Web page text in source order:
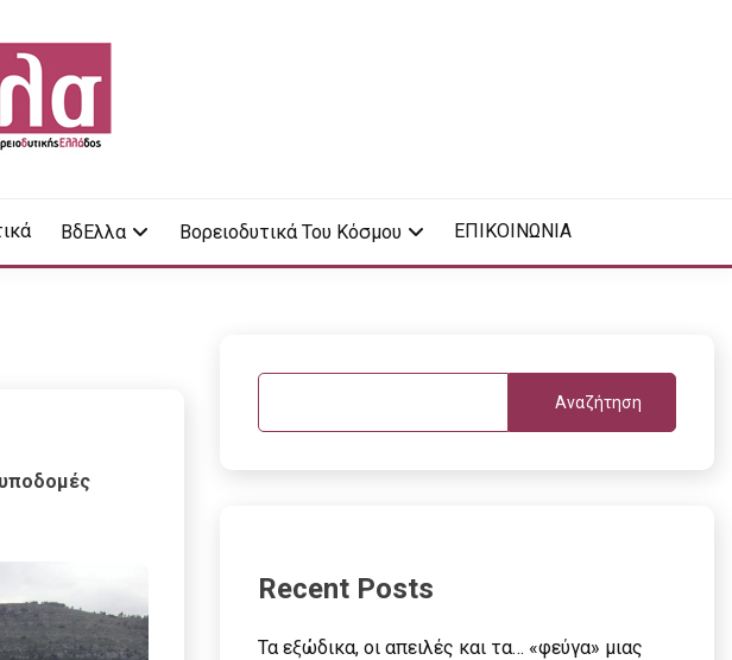
ΒδΕλλα Βορειοδυτικά Του Κόσμου ΕΠΙΚΟΙΝΩΝΙΑ
Αναζήτηση
Recent Posts
Τα εξώδικα, οι απειλές και τα… «φεύγα» μιας